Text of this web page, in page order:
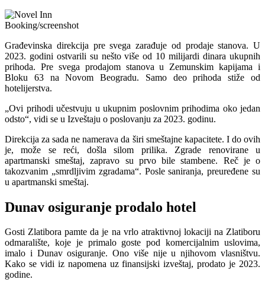
Booking/screenshot
Građevinska direkcija pre svega zarađuje od prodaje stanova. U
2023. godini ostvarili su nešto više od 10 milijardi dinara ukupnih
prihoda. Pre svega prodajom stanova u Zemunskim kapijama i
Bloku 63 na Novom Beogradu. Samo deo prihoda stiže od
hotelijerstva.
„Ovi prihodi učestvuju u ukupnim poslovnim prihodima oko jedan
odsto“, vidi se u Izveštaju o poslovanju za 2023. godinu.
Direkcija za sada ne namerava da širi smeštajne kapacitete. I do ovih
je, može se reći, došla silom prilika. Zgrade renovirane u
apartmanski smeštaj, zapravo su prvo bile stambene. Reč je o
takozvanim „smrdljivim zgradama“. Posle saniranja, preuređene su
u apartmanski smeštaj.
Dunav osiguranje prodalo hotel
Gosti Zlatibora pamte da je na vrlo atraktivnoj lokaciji na Zlatiboru
odmaralište, koje je primalo goste pod komercijalnim uslovima,
imalo i Dunav osiguranje. Ono više nije u njihovom vlasništvu.
Kako se vidi iz napomena uz finansijski izveštaj, prodato je 2023.
godine.